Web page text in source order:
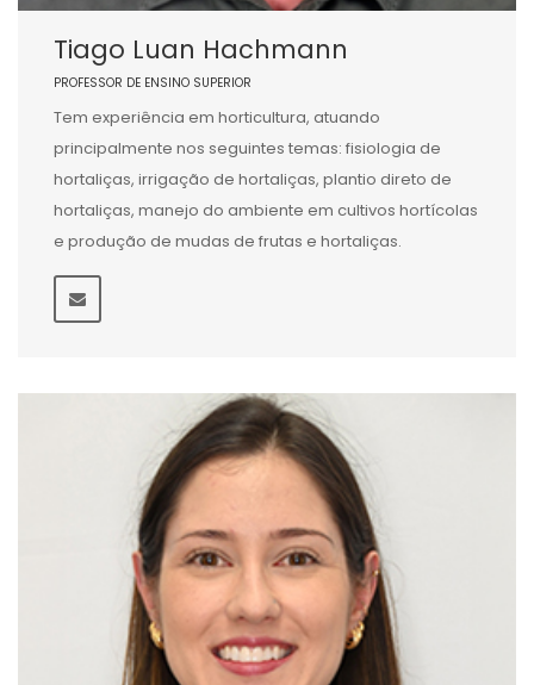
Tiago Luan Hachmann
PROFESSOR DE ENSINO SUPERIOR
Tem experiência em horticultura, atuando
principalmente nos seguintes temas: fisiologia de
hortaliças, irrigação de hortaliças, plantio direto de
hortaliças, manejo do ambiente em cultivos hortícolas
e produção de mudas de frutas e hortaliças.